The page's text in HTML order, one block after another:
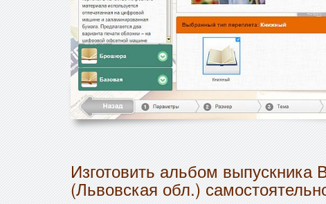
Изготовить альбом выпускника
(Львовская обл.)